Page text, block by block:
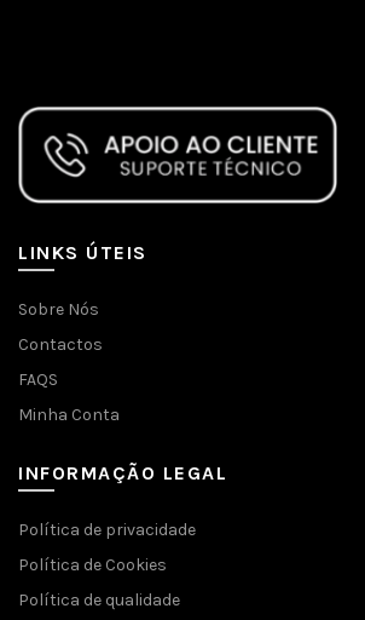
LINKS ÚTEIS
Sobre Nós
Contactos
FAQS
Minha Conta
INFORMAÇÃO LEGAL
Política de privacidade
Política de Cookies
Política de qualidade